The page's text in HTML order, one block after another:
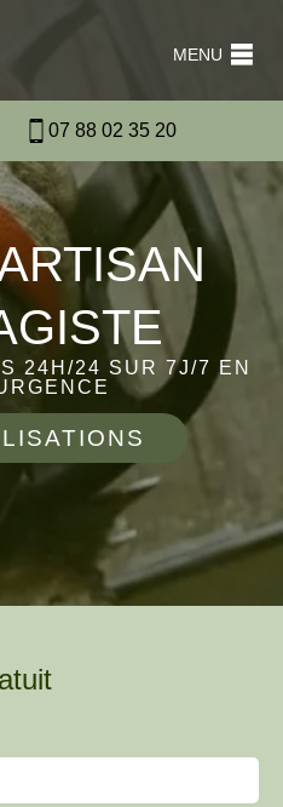
MENU
07 88 02 35 20
24H/24 SUR 7J/7 EN